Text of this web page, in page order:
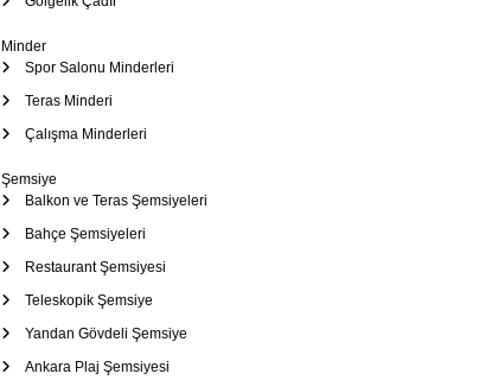
Minder
Spor Salonu Minderleri
Teras Minderi
Çalışma Minderleri
Şemsiye
Balkon ve Teras Şemsiyeleri
Bahçe Şemsiyeleri
Restaurant Şemsiyesi
Teleskopik Şemsiye
Yandan Gövdeli Şemsiye
Ankara Plaj Şemsiyesi